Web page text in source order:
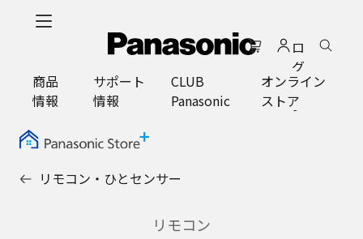
ロ
グ
イ
ン
商品
情報
サポート
情報
CLUB
Panasonic
オンライン
ストア
リモコン・ひとセンサー
リモコン